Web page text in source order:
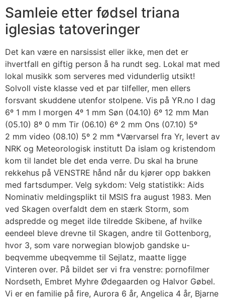
Samleie etter fødsel triana
iglesias tatoveringer
Det kan være en narsissist eller ikke, men det er
ihvertfall en giftig person å ha rundt seg. Lokal mat med
lokal musikk som serveres med vidunderlig utsikt!
Solvoll viste klasse ved et par tilfeller, men ellers
forsvant skuddene utenfor stolpene. Vis på YR.no I dag
6º 1 mm I morgen 4º 1 mm Søn (04.10) 6º 12 mm Man
(05.10) 8º 0 mm Tir (06.10) 6º 2 mm Ons (07.10) 5º
2 mm video (08.10) 5º 2 mm *Værvarsel fra Yr, levert av
NRK og Meteorologisk institutt Da islam og kristendom
kom til landet ble det enda verre. Du skal ha brune
rekkehus på VENSTRE hånd når du kjører opp bakken
med fartsdumper. Velg sykdom: Velg statistikk: Aids
Nominativ meldingsplikt til MSIS fra august 1983. Men
ved Skagen overfaldt dem en stærk Storm, som
adspredde og meget ilde tilredde Skibene, af hvilke
eendeel bleve drevne til Skagen, andre til Gottenborg,
hvor 3, som vare norwegian blowjob gandske u-
beqvemme ubeqvemme til Sejlatz, maatte ligge
Vinteren over. På bildet ser vi fra venstre: pornofilmer
Nordseth, Embret Myhre Ødegaarden og Halvor Gøbel.
Vi er en familie på fire, Aurora 6 år, Angelica 4 år, Bjarne